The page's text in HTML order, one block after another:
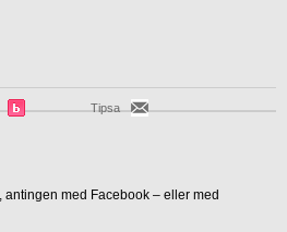
Tipsa
med Facebook – eller med